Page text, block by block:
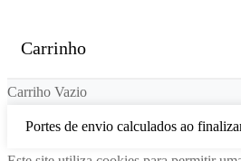
Carrinho
Carriho Vazio
Portes de envio calculados ao